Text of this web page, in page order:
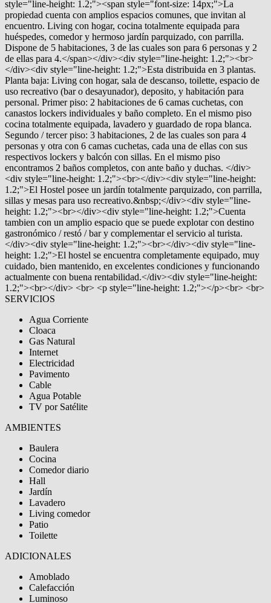
style="line-height: 1.2;"><span style="font-size: 14px;">La
propiedad cuenta con amplios espacios comunes, que invitan al
encuentro. Living con hogar, cocina totalmente equipada para
huéspedes, comedor y hermoso jardín parquizado, con parrilla.
Dispone de 5 habitaciones, 3 de las cuales son para 6 personas y 2
de ellas para 4.</span></div><div style="line-height: 1.2;"><br>
</div><div style="line-height: 1.2;">Esta distribuida en 3 plantas.
Planta baja: Living con hogar, sala de descanso, toilette, espacio de
uso recreativo (bar o desayunador), deposito, y habitación para
personal. Primer piso: 2 habitaciones de 6 camas cuchetas, con
canastos lockers individuales y baño completo. En el mismo piso
cocina totalmente equipada, lavadero y guardado de ropa blanca.
Segundo / tercer piso: 3 habitaciones, 2 de las cuales son para 4
personas y otra con 6 camas cuchetas, cada una de ellas con sus
respectivos lockers y balcón con sillas. En el mismo piso
encontramos 2 baños completos, con ante baño y duchas. </div>
<div style="line-height: 1.2;"><br></div><div style="line-height:
1.2;">El Hostel posee un jardín totalmente parquizado, con parrilla,
sillas y mesas para uso recreativo.&nbsp;</div><div style="line-
height: 1.2;"><br></div><div style="line-height: 1.2;">Cuenta
tambien con un amplio espacio que se puede explotar con destino
gastronómico / restó / bar y complementar el servicio al turista.
</div><div style="line-height: 1.2;"><br></div><div style="line-
height: 1.2;">El hostel se encuentra completamente equipado, muy
cuidado, bien mantenido, en excelentes condiciones y funcionando
actualmente con buena rentabilidad.</div><div style="line-height:
1.2;"><br></div> <br> <p style="line-height: 1.2;"></p><br> <br>
SERVICIOS
Agua Corriente
Cloaca
Gas Natural
Internet
Electricidad
Pavimento
Cable
Agua Potable
TV por Satélite
AMBIENTES
Baulera
Cocina
Comedor diario
Hall
Jardín
Lavadero
Living comedor
Patio
Toilette
ADICIONALES
Amoblado
Calefacción
Luminoso